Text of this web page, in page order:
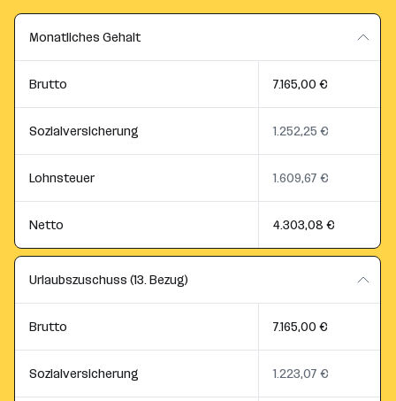
Monatliches Gehalt
Brutto 7.165,00 €
Sozialversicherung 1.252,25 €
Lohnsteuer 1.609,67 €
Netto 4.303,08 €
Urlaubszuschuss (13. Bezug)
Brutto 7.165,00 €
Sozialversicherung 1.223,07 €